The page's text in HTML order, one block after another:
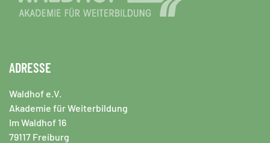
ADRESSE
Waldhof e.V.
Akademie für Weiterbildung
Im Waldhof 16
79117 Freiburg